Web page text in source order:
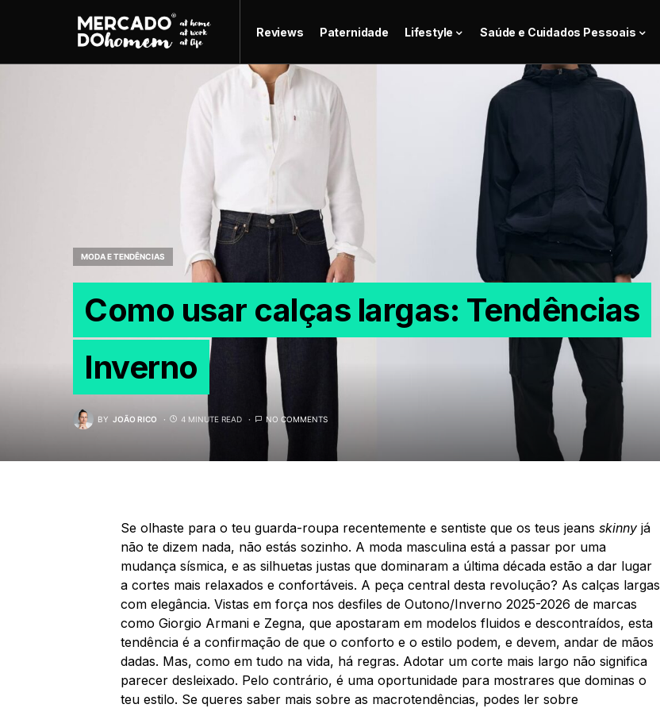
Reviews Paternidade Lifestyle Saúde e Cuidados Pessoais
MODA E TENDÊNCIAS
Como usar calças largas: Tendências
Inverno
BY JOÃO RICO 4 MINUTE READ NO COMMENTS
Se olhaste para o teu guarda-roupa recentemente e sentiste que os teus jeans skinny já
não te dizem nada, não estás sozinho. A moda masculina está a passar por uma
mudança sísmica, e as silhuetas justas que dominaram a última década estão a dar lugar
a cortes mais relaxados e confortáveis. A peça central desta revolução? As calças largas
com elegância. Vistas em força nos desfiles de Outono/Inverno 2025-2026 de marcas
como Giorgio Armani e Zegna, que apostaram em modelos fluidos e descontraídos, esta
tendência é a confirmação de que o conforto e o estilo podem, e devem, andar de mãos
dadas. Mas, como em tudo na vida, há regras. Adotar um corte mais largo não significa
parecer desleixado. Pelo contrário, é uma oportunidade para mostrares que dominas o
teu estilo. Se queres saber mais sobre as macrotendências, podes ler sobre